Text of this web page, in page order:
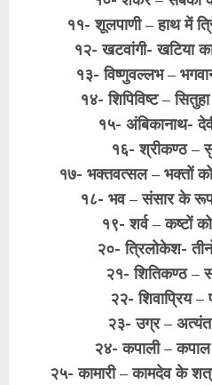
११- शूलपाणी – हाथ में
१२- खटवांगी- खटिया
१३- विष्णुवल्लभ –
१४- शिपिविष्ट –
१५- अंबिकानाथ-
१६- श्रीकण्ठ –
१७- भक्तवत्सल – भक्तों
१८- भव – संसार के
१९- शर्व – कष्टों
२०- त्रिलोकेश-
२१- शितिकण्ठ –
२२- शिवाप्रिय –
२३- उग्र –
२४- कपाली –
२५- कामारी – कामदेव के